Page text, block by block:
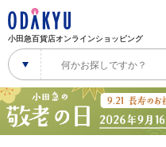
小田急百貨店オンラインショッピング